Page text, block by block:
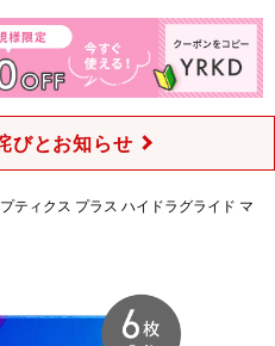
びとお知らせ
ティクス プラス ハイドラグライド マ